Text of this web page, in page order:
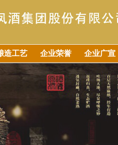
造工艺 企业荣誉 企业广宣